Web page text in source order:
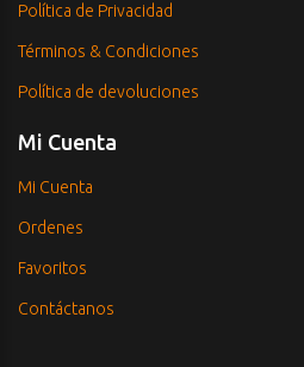
Política de Privacidad
Términos & Condiciones
Política de devoluciones
Mi Cuenta
Mi Cuenta
Ordenes
Favoritos
Contáctanos